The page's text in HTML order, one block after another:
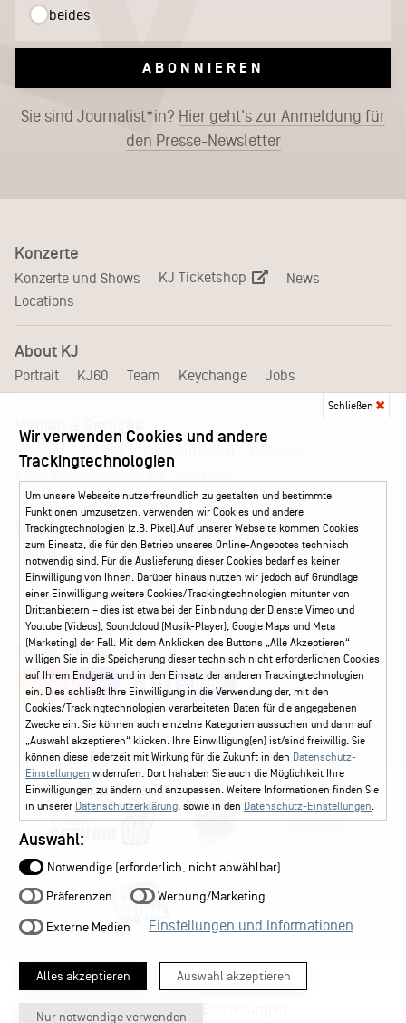
beides
ABONNIEREN
Sie sind Journalist*in? Hier geht's zur Anmeldung für
den Presse-Newsletter
Konzerte
Konzerte und Shows KJ Ticketshop
News
Locations
About KJ
Portrait KJ60 Team Keychange Jobs
Medien & Branche
Booking Presse
Service
Kontakt Leichte Sprache
FAQ / Hilfe
Ticketshop Hamburg
Gutscheine
Callback-Service
Ticketservice 040 - 413 22 60
Social Media
Instagram Facebook
Datenschutz-Einstellungen
Schließen
Wir verwenden Cookies und andere
Trackingtechnologien
Um unsere Webseite nutzerfreundlich zu gestalten und bestimmte
Funktionen umzusetzen, verwenden wir Cookies und andere
Trackingtechnologien (z.B. Pixel).Auf unserer Webseite kommen Cookies
zum Einsatz, die für den Betrieb unseres Online-Angebotes technisch
notwendig sind. Für die Auslieferung dieser Cookies bedarf es keiner
Einwilligung von Ihnen. Darüber hinaus nutzen wir jedoch auf Grundlage
einer Einwilligung weitere Cookies/Trackingtechnologien mitunter von
Drittanbietern – dies ist etwa bei der Einbindung der Dienste Vimeo und
Youtube (Videos), Soundcloud (Musik-Player), Google Maps und Meta
(Marketing) der Fall. Mit dem Anklicken des Buttons „Alle Akzeptieren“
willigen Sie in die Speicherung dieser technisch nicht erforderlichen Cookies
auf Ihrem Endgerät und in den Einsatz der anderen Trackingtechnologien
ein. Dies schließt Ihre Einwilligung in die Verwendung der, mit den
Cookies/Trackingtechnologien verarbeiteten Daten für die angegebenen
Zwecke ein. Sie können auch einzelne Kategorien aussuchen und dann auf
„Auswahl akzeptieren“ klicken. Ihre Einwilligung(en) ist/sind freiwillig. Sie
können diese jederzeit mit Wirkung für die Zukunft in den Datenschutz-
Einstellungen widerrufen. Dort hahaben Sie auch die Möglichkeit Ihre
Einwilligungen zu ändern und anzupassen. Weitere Informationen finden Sie
in unserer Datenschutzerklärung, sowie in den Datenschutz-Einstellungen.
Auswahl:
Notwendige (erforderlich, nicht abwählbar)
Präferenzen Werbung/Marketing
Externe Medien Einstellungen und Informationen
Alles akzeptieren Auswahl akzeptieren
Nur notwendige verwenden